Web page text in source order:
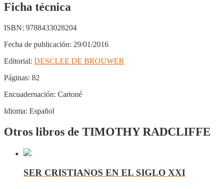
Ficha técnica
ISBN: 9788433028204
Fecha de publicación: 29/01/2016
Editorial: DESCLEE DE BROUWER
Páginas: 82
Encuadernación: Cartoné
Idioma: Español
Otros libros de TIMOTHY RADCLIFFE
SER CRISTIANOS EN EL SIGLO XXI